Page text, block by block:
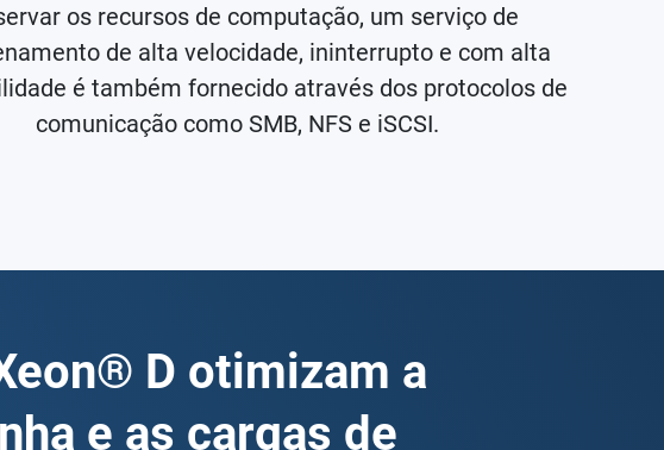
os recursos de computação, um serviço de
de alta velocidade, ininterrupto e com alta
é também fornecido através dos protocolos de
comunicação como SMB, NFS e iSCSI.
D otimizam a
e as cargas de